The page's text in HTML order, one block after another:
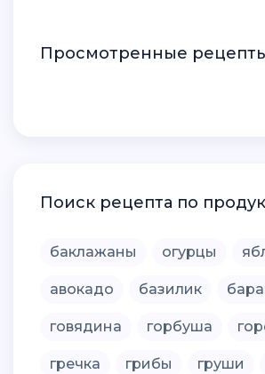
Просмотренные
Поиск рецепта по
баклажаны огурцы
авокадо базилик
говядина горбуша
гречка грибы груши